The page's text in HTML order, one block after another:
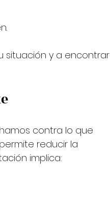
situación y a encontrar
contra lo que
reducir la
implica: